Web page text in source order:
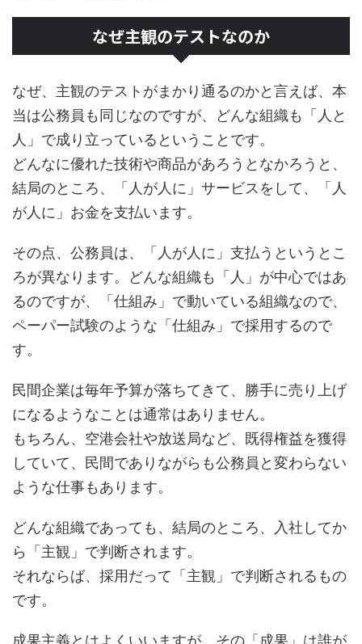
なぜ主観のテストなのか
なぜ、主観のテストがまかり通るのかと言えば、本
当は公務員も同じなのですが、どんな組織も「人と
人」で成り立っているということです。
どんなに優れた技術や商品があろうとなかろうと、
結局のところ、「人が人に」サービスをして、「人
が人に」お金を支払います。
その点、公務員は、「人が人に」支払うというとこ
ろが異なります。どんな組織も「人」が中心ではあ
るのですが、「仕組み」で動いている組織なので、
ペーパー試験のような「仕組み」で採用するので
す。
民間企業は毎年予算が落ちてきて、勝手に売り上げ
になるようなことは通常はありません。
もちろん、空港会社や放送局など、既得権益を獲得
していて、民間でありながらも公務員と変わらない
ような仕事もあります。
どんな組織であっても、結局のところ、入社してか
ら「主観」で判断されます。
それならば、採用だって「主観」で判断されるもの
です。
成果主義とはよくいいますが、その「成果」は誰が